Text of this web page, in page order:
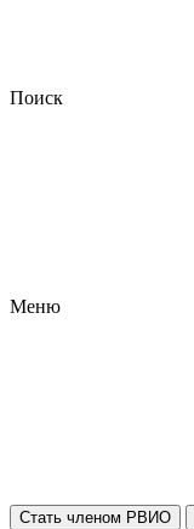
Поиск
Меню
Стать членом РВИО